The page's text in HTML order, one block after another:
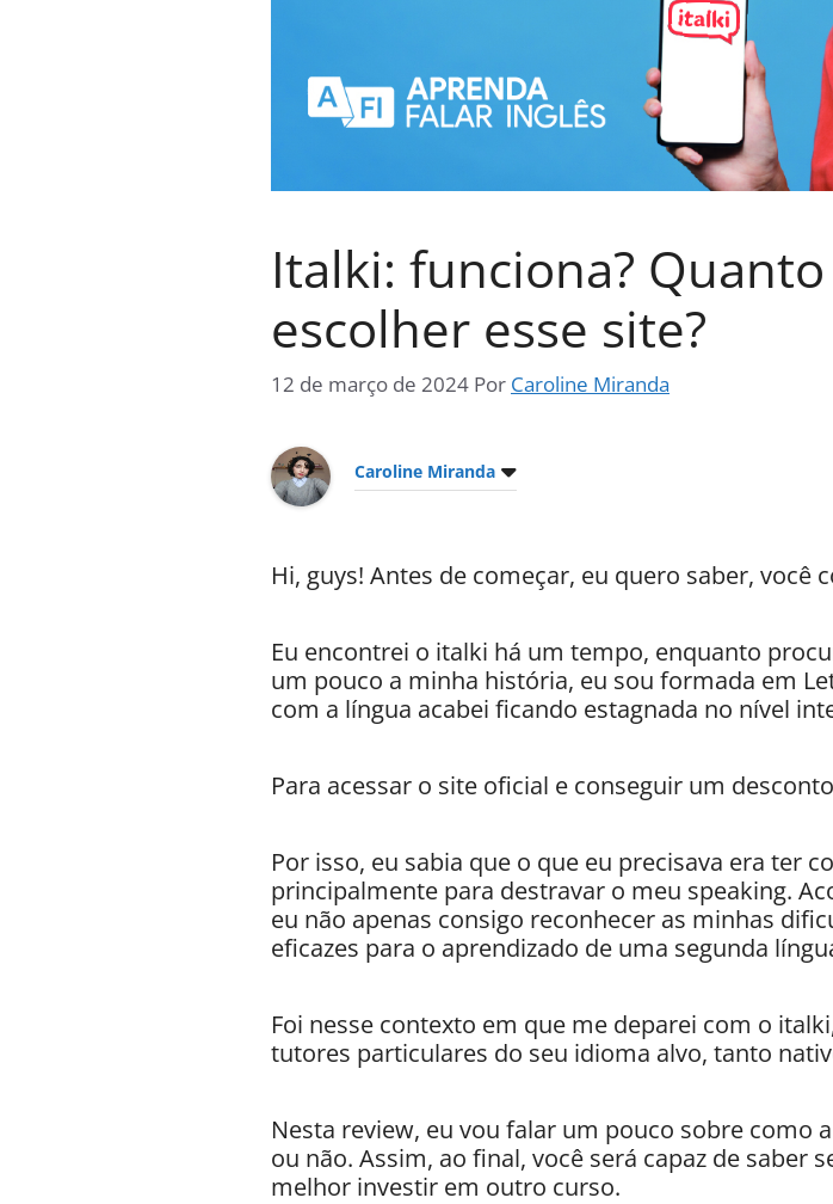
Italki: funciona?
escolher esse site?
12 de março de 2024 Por Caroline Miranda
Caroline Miranda
Hi, guys! Antes de começar, eu quero saber, você
Eu encontrei o italki há um tempo, enquanto
um pouco a minha história, eu sou formada em
com a língua acabei ficando estagnada no nível
Para acessar o site oficial e conseguir um
Por isso, eu sabia que o que eu precisava era ter
principalmente para destravar o meu speaking.
eu não apenas consigo reconhecer as minhas
eficazes para o aprendizado de uma segunda
Foi nesse contexto em que me deparei com o
tutores particulares do seu idioma alvo, tanto
Nesta review, eu vou falar um pouco sobre como
ou não. Assim, ao final, você será capaz de saber
melhor investir em outro curso.